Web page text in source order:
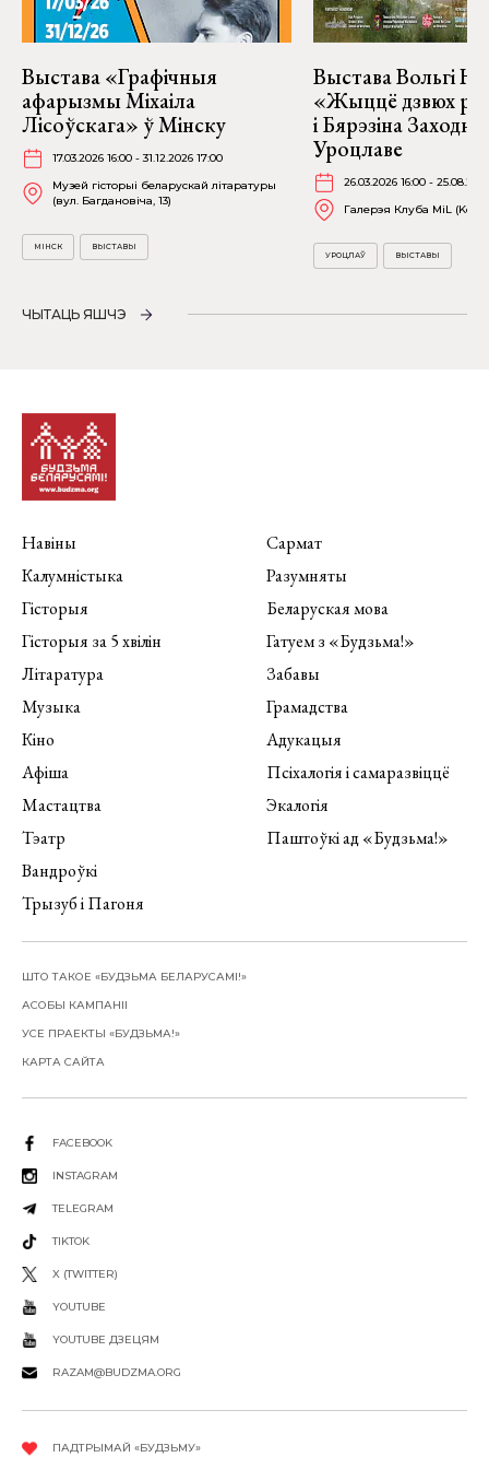
Выстава «Графічныя
афарызмы Міхаіла
Лісоўскага» ў Мінску
17.03.2026 16:00 - 31.12.2026 17:00
Музей гісторыі беларускай літаратуры
(вул. Багдановіча, 13)
МІНСК ВЫСТАВЫ
Выстава Вольгі
«Жыццё дзвюх
і Бярэзіна
Уроцлаве
26.03.2026 16:00 -
Галерэя Клуба MiL
УРОЦЛАЎ ВЫСТАВЫ
ЧЫТАЦЬ ЯШЧЭ
Навіны
Калумністыка
Гісторыя
Гісторыя за 5 хвілін
Літаратура
Музыка
Кіно
Афіша
Мастацтва
Тэатр
Вандроўкі
Трызуб і Пагоня
Сармат
Разумняты
Беларуская мова
Гатуем з «Будзьма!»
Забавы
Грамадства
Адукацыя
Псіхалогія і самаразвіццё
Экалогія
Паштоўкі ад «Будзьма!»
ШТО ТАКОЕ «БУДЗЬМА БЕЛАРУСАМІ!»
АСОБЫ КАМПАНІІ
УСЕ ПРАЕКТЫ «БУДЗЬМА!»
КАРТА САЙТА
FACEBOOK
INSTAGRAM
TELEGRAM
TIKTOK
X (TWITTER)
YOUTUBE
YOUTUBE ДЗЕЦЯМ
RAZAM@BUDZMA.ORG
ПАДТРЫМАЙ «БУДЗЬМУ»